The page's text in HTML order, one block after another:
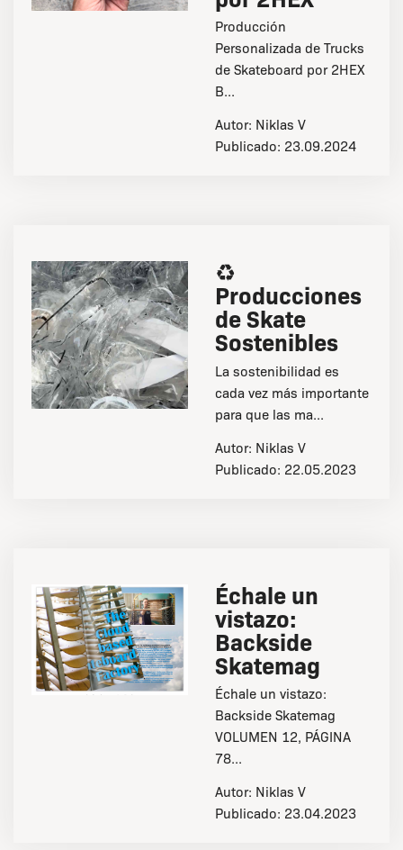
Producción
Personalizada de Trucks
de Skateboard por 2HEX
B...
Autor: Niklas V
Publicado: 23.09.2024
♻️
Producciones
de Skate
Sostenibles
La sostenibilidad es
cada vez más importante
para que las ma...
Autor: Niklas V
Publicado: 22.05.2023
Échale un
vistazo:
Backside
Skatemag
Échale un vistazo:
Backside Skatemag
VOLUMEN 12, PÁGINA
78...
Autor: Niklas V
Publicado: 23.04.2023